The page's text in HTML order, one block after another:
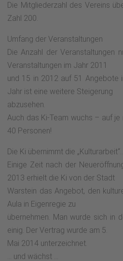
Die Mitgliederzahl des Vereins
Zahl 200.
Umfang der Veranstaltungen
Die Anzahl der Veranstaltungen
Veranstaltungen im Jahr 2011
und 15 in 2012 auf 51 Angebote
Jahr ist eine weitere Steigerung
abzusehen.
Auch das Ki-Team wuchs – auf
40 Personen!
Die Ki übernimmt die
Einige Zeit nach der
2013 erhielt die Ki von der Stadt
Warstein das Angebot, den
Aula in Eigenregie zu
übernehmen. Man wurde sich in
einig. Der Vertrag wurde am 5.
Mai 2014 unterzeichnet.
… und wächst ...